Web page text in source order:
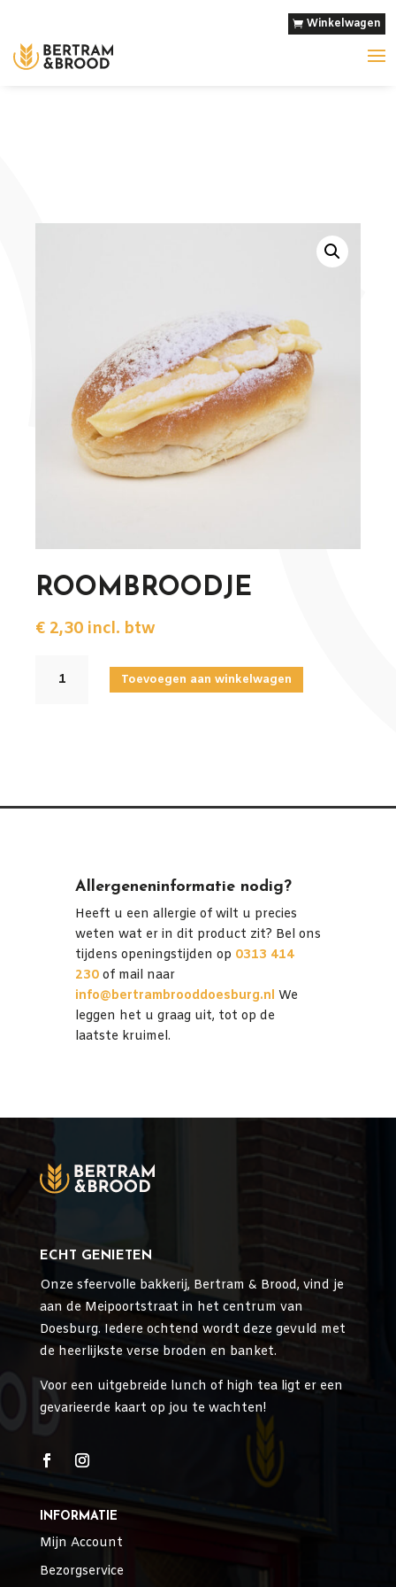
Winkelwagen
ROOMBROODJE
€ 2,30 incl. btw
ROOMBROODJE
aantal
Toevoegen aan winkelwagen
Allergeneninformatie nodig?
Heeft u een allergie of wilt u precies
weten wat er in dit product zit? Bel ons
tijdens openingstijden op 0313 414
230of mail naar
info@bertrambrooddoesburg.nl We
leggen het u graag uit, tot op de
laatste kruimel.
ECHT GENIETEN
Onze sfeervolle bakkerij, Bertram & Brood, vind je
aan de Meipoortstraat in het centrum van
Doesburg. Iedere ochtend wordt deze gevuld met
de heerlijkste verse broden en banket.
Voor een uitgebreide lunch of high tea ligt er een
gevarieerde kaart op jou te wachten!
INFORMATIE
Mijn Account
Bezorgservice